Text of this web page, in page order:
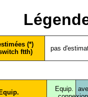
(*)
ftth)
pas
Equip.